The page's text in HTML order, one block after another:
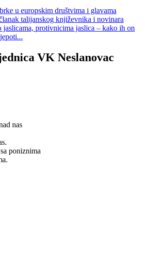
u europskim društvima i glavama
talijanskog književnika i novinara
jaslicama, protivnicima jaslica – kako ih on
VK Neslanovac
nas
poniznima